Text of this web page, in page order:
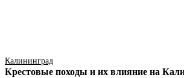
Калининград
Крестовые походы и их влияние на